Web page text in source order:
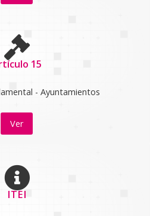
15
- Ayuntamientos
Ver
ITEI